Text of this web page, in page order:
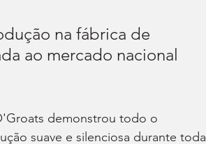
na fábrica de
ao mercado nacional
demonstrou todo o
suave e silenciosa durante toda